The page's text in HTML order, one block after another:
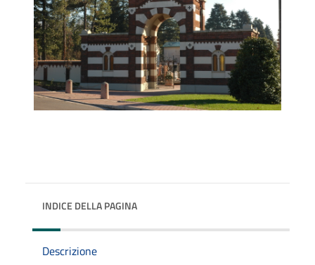
INDICE DELLA PAGINA
Descrizione